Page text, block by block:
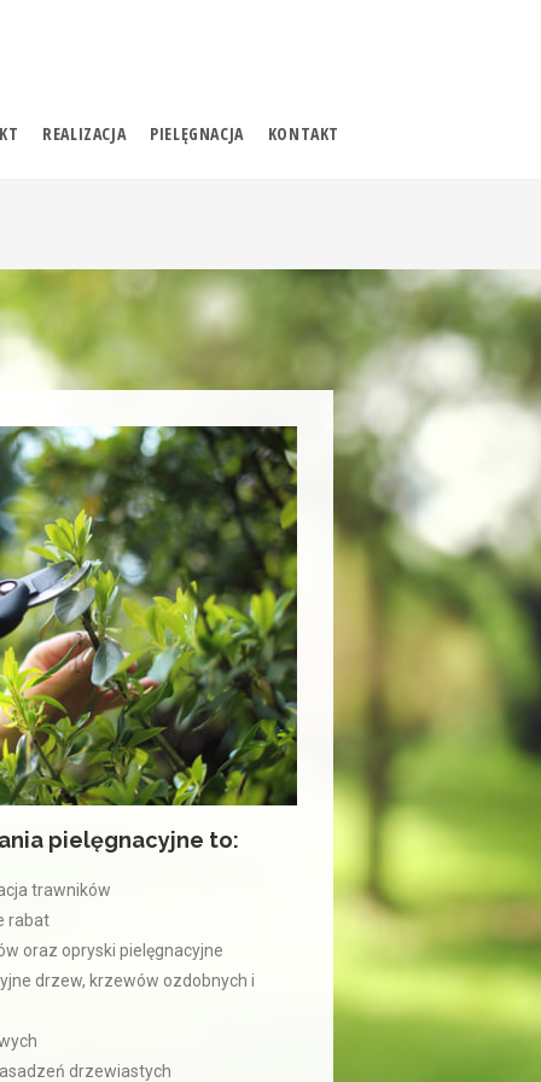
REALIZACJA PIELĘGNACJA KONTAKT
pielęgnacyjne to:
trawników
rabat
oraz opryski pielęgnacyjne
drzew, krzewów ozdobnych i
drzewiastych